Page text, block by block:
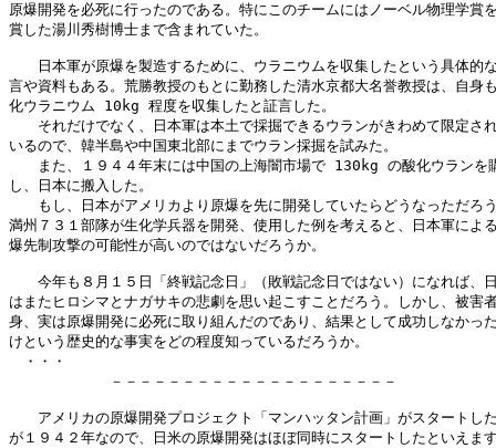
原爆開発を必死に行ったのである。特にこのチームにはノーベル物理学賞
賞した湯川秀樹博士まで含まれていた。
日本軍が原爆を製造するために、ウラニウムを収集したという具体的
言や資料もある。荒勝教授のもとに勤務した清水京都大名誉教授は、自身
化ウラニウム 10kg 程度を収集したと証言した。
それだけでなく、日本軍は本土で採掘できるウランがきわめて限定さ
いるので、韓半島や中国東北部にまでウラン採掘を試みた。
また、１９４４年末には中国の上海闇市場で 130kg の酸化ウランを
し、日本に搬入した。
もし、日本がアメリカより原爆を先に開発していたらどうなっただろ
満州７３１部隊が生化学兵器を開発、使用した例を考えると、日本軍によ
爆先制攻撃の可能性が高いのではないだろうか。
今年も８月１５日「終戦記念日」（敗戦記念日ではない）になれば、
はまたヒロシマとナガサキの悲劇を思い起こすことだろう。しかし、被害
身、実は原爆開発に必死に取り組んだのであり、結果として成功しなかっ
けという歴史的な事実をどの程度知っているだろうか。
・・・
－－－－－－－－－－－－－－－－－－－－
アメリカの原爆開発プロジェクト「マンハッタン計画」がスタートし
が１９４２年なので、日米の原爆開発はほぼ同時にスタートしたといえま